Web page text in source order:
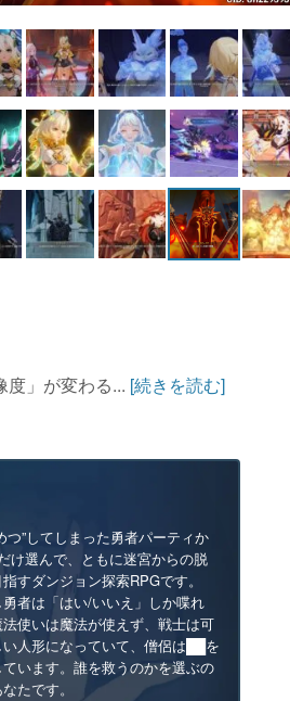
度」が変わる... [続きを読む]
つ”してしまった勇者パーティか
け選んで、ともに迷宮からの脱
すダンジョン探索RPGです。
勇者は「はい/いいえ」しか喋れ
使いは魔法が使えず、戦士は可
人形になっていて、僧侶は██を
います。誰を救うのかを選ぶの
たです。